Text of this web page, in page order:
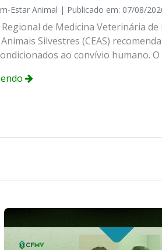
Estar Animal | Publicado em: 07/08/
de Medicina Veterinária
Silvestres (CEAS)
ao convívio humano.